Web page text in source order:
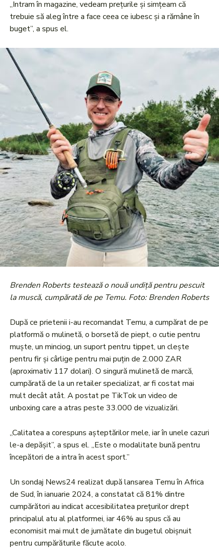
„Intram în magazine, vedeam prețurile și simțeam că
trebuie să aleg între a face ceea ce iubesc și a rămâne în
buget”, a spus el.
Brenden Roberts testează o nouă undiță pentru pescuit
la muscă, cumpărată de pe Temu. Foto: Brenden Roberts
După ce prietenii i-au recomandat Temu, a cumpărat de pe
platformă o mulinetă, o borsetă de piept, o cutie pentru
muște, un minciog, un suport pentru tippet, un clește
pentru fir și cârlige pentru mai puțin de 2.000 ZAR
(aproximativ 117 dolari). O singură mulinetă de marcă,
cumpărată de la un retailer specializat, ar fi costat mai
mult decât atât. A postat pe TikTok un video de
unboxing care a atras peste 33.000 de vizualizări.
„Calitatea a corespuns așteptărilor mele, iar în unele cazuri
le-a depășit”, a spus el. „Este o modalitate bună pentru
începători de a intra în acest sport.”
Un sondaj News24 realizat după lansarea Temu în Africa
de Sud, în ianuarie 2024, a constatat că 81% dintre
cumpărători au indicat accesibilitatea prețurilor drept
principalul atu al platformei, iar 46% au spus că au
economisit mai mult de jumătate din bugetul obișnuit
pentru cumpărăturile făcute acolo.